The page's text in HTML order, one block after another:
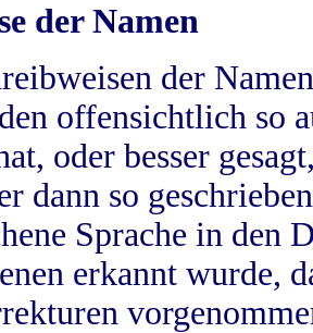
der Namen
der
offensichtlich so
oder besser
dann so
Sprache in
erkannt wurde,